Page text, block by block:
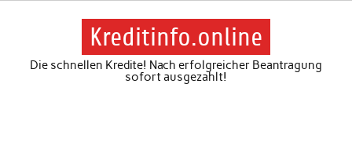
Skip
Kreditinfo.online
Die schnellen Kredite! Nach erfolgreicher Beantragung
sofort ausgezahlt!